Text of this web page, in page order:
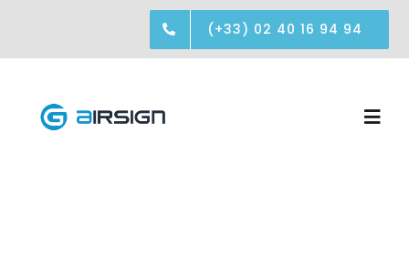
contenu
(+33) 02 40 16 94 94